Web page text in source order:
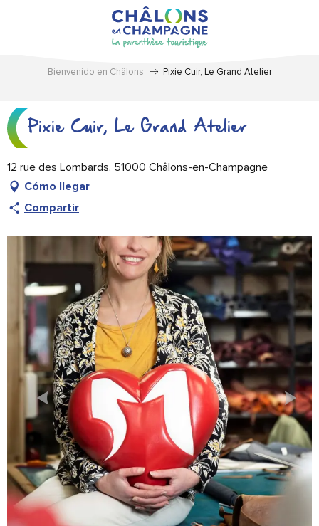
Bienvenido en Châlons Pixie Cuir, Le Grand Atelier
Pixie Cuir, Le Grand Atelier
12 rue des Lombards, 51000 Châlons-en-Champagne
Cómo llegar
Compartir